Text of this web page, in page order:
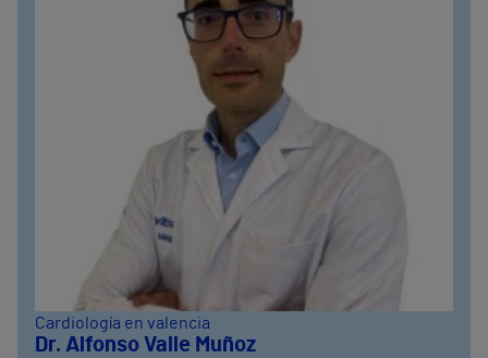
Cardiología en valencia
Dr. Alfonso Valle Muñoz